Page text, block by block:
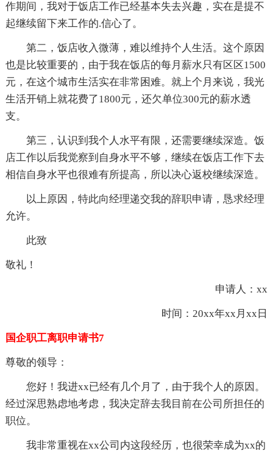
作期间，我对于饭店工作已经基本失去兴趣，实在是提不
起继续留下来工作的.信心了。
第二，饭店收入微薄，难以维持个人生活。这个原因
也是比较重要的，由于我在饭店的每月薪水只有区区1500
元，在这个城市生活实在非常困难。就上个月来说，我光
生活开销上就花费了1800元，还欠单位300元的薪水透
支。
第三，认识到我个人水平有限，还需要继续深造。饭
店工作以后我觉察到自身水平不够，继续在饭店工作下去
相信自身水平也很难有所提高，所以决心返校继续深造。
以上原因，特此向经理递交我的辞职申请，恳求经理
允许。
此致
敬礼！
申请人：xx
时间：20xx年xx月xx日
国企职工离职申请书7
尊敬的领导：
您好！我进xx已经有几个月了，由于我个人的原因。
经过深思熟虑地考虑，我决定辞去我目前在公司所担任的
职位。
我非常重视在xx公司内这段经历，也很荣幸成为xx的